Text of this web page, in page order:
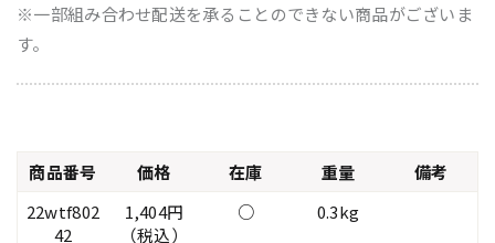
※一部組み合わせ配送を承ることのできない商品がございま
す。
商品番号 価格 在庫 重量
備考
22wtf802
42
1,404円
（税込）
○ 0.3kg